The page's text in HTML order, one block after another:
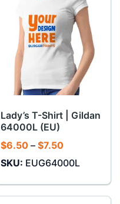
Lady’s T-Shirt | Gildan
64000L (EU)
$6.50 – $7.50Khoảng
từ
đến
SKU: EUG64000L